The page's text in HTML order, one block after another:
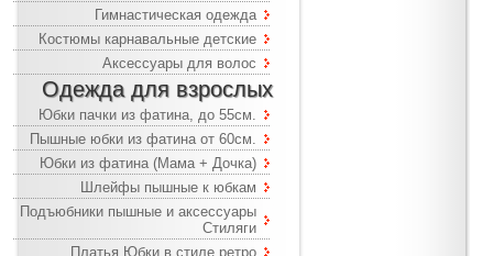
Гимнастическая одежда
Костюмы карнавальные детские
Аксессуары для волос
Одежда для взрослых
Юбки пачки из фатина, до 55см.
Пышные юбки из фатина от 60см.
Юбки из фатина (Мама + Дочка)
Шлейфы пышные к юбкам
Подъюбники пышные и аксессуары
Стиляги
Платья Юбки в стиле ретро